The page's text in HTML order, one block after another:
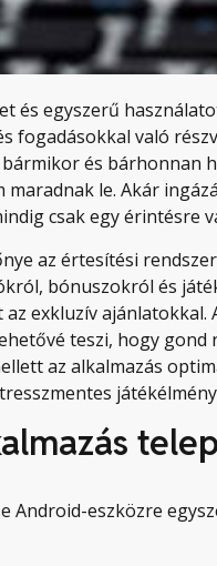
és egyszerű
fogadásokkal való
és bárhonnan
le. Akár
csak egy érintésre
az értesítési
bónuszokról és
exkluzív
teszi, hogy
az alkalmazás
Android-eszközre